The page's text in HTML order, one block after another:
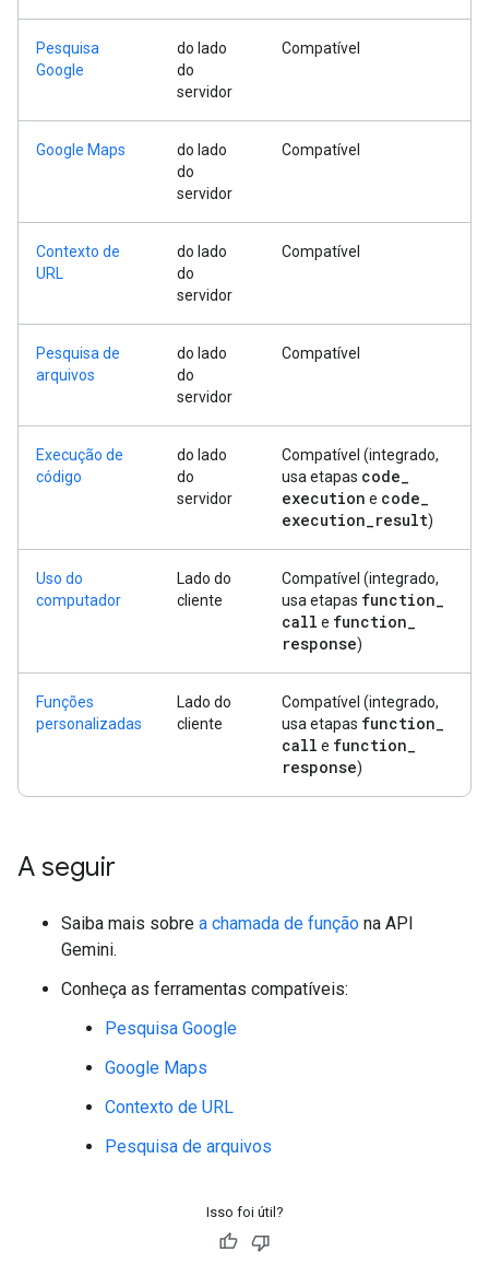
Pesquisa
Google
do lado
do
servidor
Compatível
Google Maps
do lado
do
servidor
Compatível
Contexto de
URL
do lado
do
servidor
Compatível
Pesquisa de
arquivos
do lado
do
servidor
Compatível
Execução de
código
do lado
do
servidor
Compatível (integrado,
usa etapas code_
execution e code_
execution_result)
Uso do
computador
Lado do
cliente
Compatível (integrado,
usa etapas function_
call e function_
response)
Funções
personalizadas
Lado do
cliente
Compatível (integrado,
usa etapas function_
call e function_
response)
A seguir
Saiba mais sobre a chamada de função na API
Gemini.
Conheça as ferramentas compatíveis:
Pesquisa Google
Google Maps
Contexto de URL
Pesquisa de arquivos
Isso foi útil?